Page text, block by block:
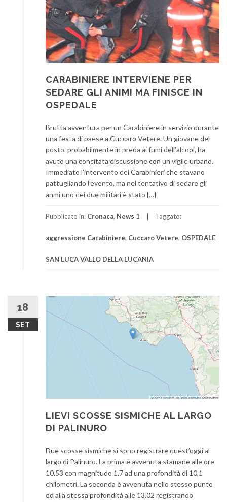
CARABINIERE INTERVIENE PER
SEDARE GLI ANIMI MA FINISCE IN
OSPEDALE
Brutta avventura per un Carabiniere in servizio durante
una festa di paese a Cuccaro Vetere. Un giovane del
posto, probabilmente in preda ai fumi dell’alcool, ha
avuto una concitata discussione con un vigile urbano.
Immediato l’intervento dei Carabinieri che stavano
pattugliando l’evento, ma nel tentativo di sedare gli
anmi uno dei due militari è stato […]
Pubblicato in: Cronaca, News 1 Taggato:
aggressione Carabiniere, Cuccaro Vetere, OSPEDALE
SAN LUCA VALLO DELLA LUCANIA
18
SET
LIEVI SCOSSE SISMICHE AL LARGO
DI PALINURO
Due scosse sismiche si sono registrare quest’oggi al
largo di Palinuro. La prima è avvenuta stamane alle ore
10.53 con magnitudo 1.7 ad una profondità di 10,1
chilometri. La seconda è avvenuta nello stesso punto
ed alla stessa profondità alle 13.02 registrando